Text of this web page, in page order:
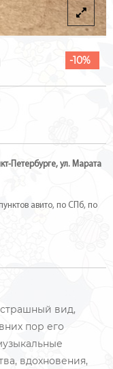
-10%
Петербурге, ул. Марата
авито, по СПб, по
вид,
пор его
вдохновения,